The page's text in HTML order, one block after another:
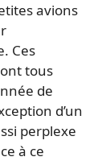
avions
Ces
tous
de
d’un
perplexe
à ce